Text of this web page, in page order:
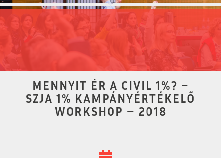
MENNYIT ÉR A CIVIL 1%? –
SZJA 1% KAMPÁNYÉRTÉKELŐ
WORKSHOP – 2018